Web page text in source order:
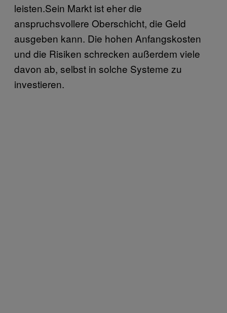
leisten.Sein Markt ist eher die
anspruchsvollere Oberschicht, die Geld
ausgeben kann. Die hohen Anfangskosten
und die Risiken schrecken außerdem viele
davon ab, selbst in solche Systeme zu
investieren.